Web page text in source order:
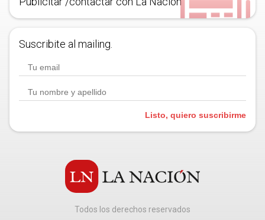
Suscribite al mailing.
Listo, quiero suscribirme
Todos los derechos reservados